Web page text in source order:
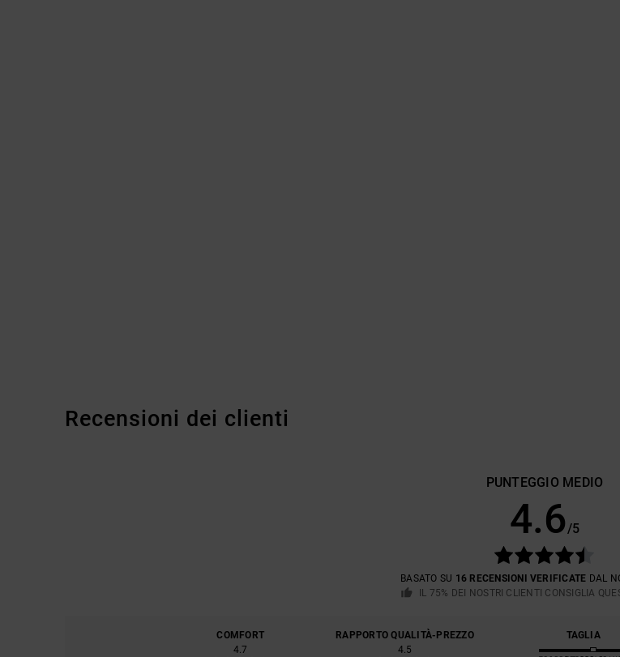
Recensioni dei clienti
PUNTEGGIO MEDIO
4.6/5
BASATO SU 16 RECENSIONI VERIFICATE DAL
IL 75% DEI NOSTRI CLIENTI CONSIGLIA
COMFORT
4.7
RAPPORTO QUALITÀ-PREZZO
4.5
TAGLIA